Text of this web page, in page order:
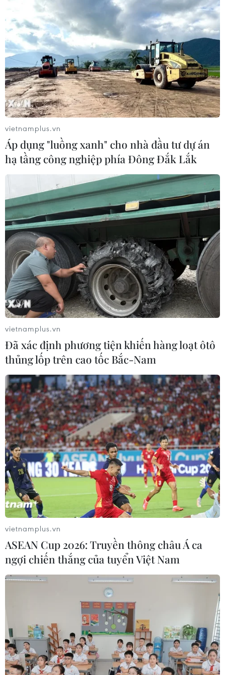
vietnamplus.vn
Áp dụng "luồng xanh" cho nhà đầu tư dự án
hạ tầng công nghiệp phía Đông Đắk Lắk
vietnamplus.vn
Đã xác định phương tiện khiến hàng loạt ôtô
thủng lốp trên cao tốc Bắc-Nam
vietnamplus.vn
ASEAN Cup 2026: Truyền thông châu Á ca
ngợi chiến thắng của tuyển Việt Nam